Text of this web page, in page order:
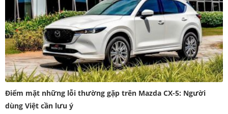
Điểm mặt những lỗi thường gặp trên Mazda CX-5: Người
dùng Việt cần lưu ý